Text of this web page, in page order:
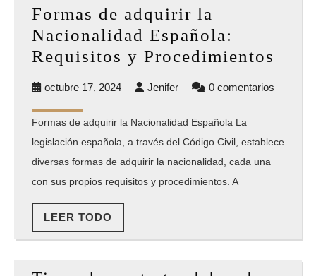
en
las
pensiones
Formas de adquirir la
Nacionalidad Española:
Requisitos y Procedimientos
octubre 17, 2024octubre
2024
JeniferJenifer 0 comentarios
Formas de adquirir la Nacionalidad Española La
legislación española, a través del Código Civil, establece
diversas formas de adquirir la nacionalidad, cada una
con sus propios requisitos y procedimientos. A
LEER TODO
TODO